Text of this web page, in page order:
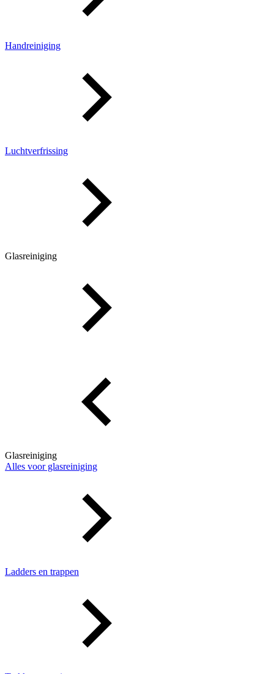
Handreiniging
Luchtverfrissing
Glasreiniging
Glasreiniging
Alles voor glasreiniging
Ladders en trappen